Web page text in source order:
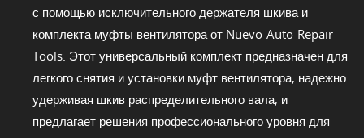
с помощью исключительного держателя шкива и
комплекта муфты вентилятора от Nuevo-Auto-Repair-
Tools. Этот универсальный комплект предназначен для
легкого снятия и установки муфт вентилятора, надежно
удерживая шкив распределительного вала, и
предлагает решения профессионального уровня для